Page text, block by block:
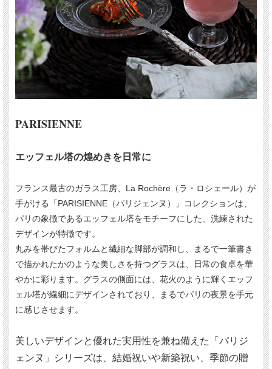
PARISIENNE
エッフェル塔の煌めきを日常に
フランス最古のガラス工房、La Rochère（ラ・ロシェール）が
手がける「PARISIENNE（パリジェンヌ）」コレクションは、
パリの象徴であるエッフェル塔をモチーフにした、洗練された
デザインが特徴です。
丸みを帯びたフォルムと繊細な脚部が調和し、まるで一筆書き
で描かれたかのような美しさを持つグラスは、日常の食卓を華
やかに彩ります。グラスの側面には、花火のように輝くエッフ
ェル塔が繊細にデザインされており、まるでパリの夜景を手元
に感じさせます。
美しいデザインと優れた実用性を兼ね備えた「パリジ
ェンヌ」シリーズは、結婚祝いや新築祝い、季節の贈